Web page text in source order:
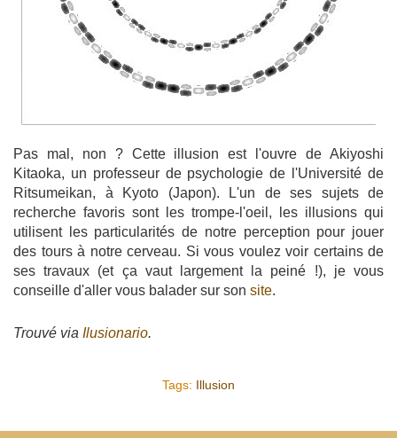
Pas mal, non ? Cette illusion est l'ouvre de Akiyoshi
Kitaoka, un professeur de psychologie de l'Université de
Ritsumeikan, à Kyoto (Japon). L'un de ses sujets de
recherche favoris sont les trompe-l'oeil, les illusions qui
utilisent les particularités de notre perception pour jouer
des tours à notre cerveau. Si vous voulez voir certains de
ses travaux (et ça vaut largement la peiné !), je vous
conseille d'aller vous balader sur son site.
Trouvé via Ilusionario.
Tags: Illusion